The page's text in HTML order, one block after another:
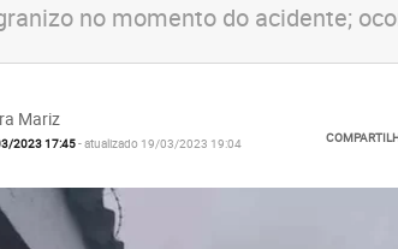
no momento do acidente;
Mariz
2023 17:45- atualizado 19/03/2023 19:04